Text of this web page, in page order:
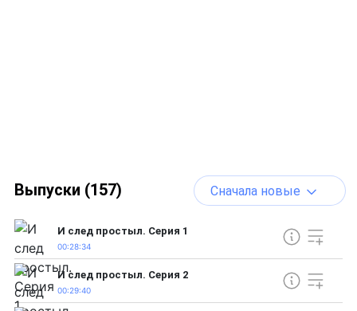
Выпуски (157) Сначала новые
И след простыл. Серия 1
00:28:34
И след простыл. Серия 2
00:29:40